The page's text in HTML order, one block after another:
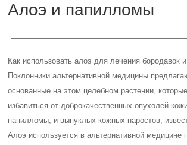
Алоэ и папилломы
Как использовать алоэ для лечения бородавок
Поклонники альтернативной медицины
основанные на этом целебном растении,
избавиться от доброкачественных опухолей
папилломы, и выпуклых кожных наростов,
Алоэ используется в альтернативной медицине